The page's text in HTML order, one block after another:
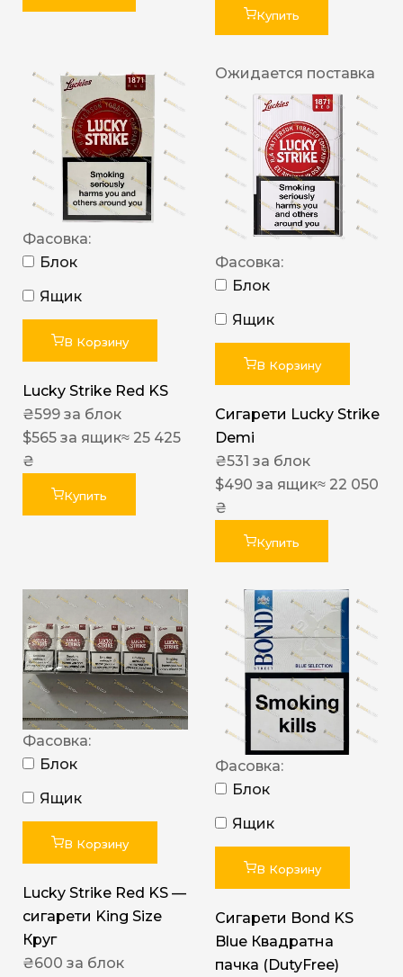
Купить
Фасовка:
Блок
Ящик
В Корзину
Lucky Strike Red KS
₴599 за блок
$565 за ящик≈ 25 425
₴
Купить
Ожидается поставка
Фасовка:
Блок
Ящик
В Корзину
Сигарети Lucky Strike
Demi
₴531 за блок
$490 за ящик≈ 22 050
₴
Купить
Фасовка:
Блок
Ящик
В Корзину
Lucky Strike Red KS —
сигарети King Size
Круг
₴600 за блок
Фасовка:
Блок
Ящик
В Корзину
Сигарети Bond KS
Blue Квадратна
пачка (DutyFree)